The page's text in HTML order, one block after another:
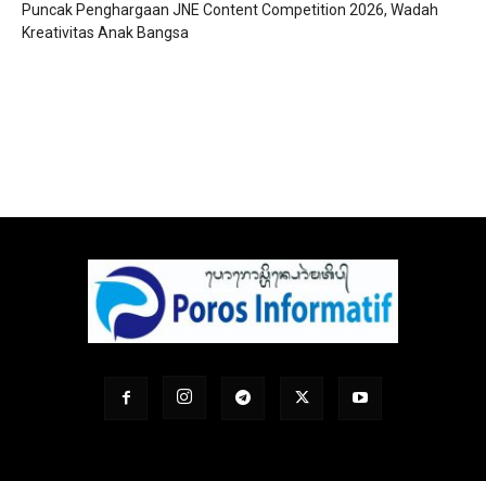
Puncak Penghargaan JNE Content Competition 2026, Wadah
Kreativitas Anak Bangsa